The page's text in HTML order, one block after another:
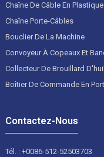
Chaîne De Câble En Plastique
Chaîne Porte-Câbles
Bouclier De La Machine
Convoyeur À Copeaux Et
Collecteur De Brouillard
Boîtier De Commande En
Contactez-Nous
Tél. : +0086-512-52503703